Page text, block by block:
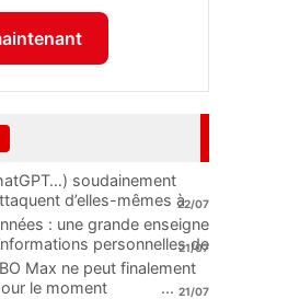
soudainement
d’elles-mêmes à
...
22/07
: une grande enseigne
personnelles de
...
21/07
Max ne peut finalement
le moment
... 21/07